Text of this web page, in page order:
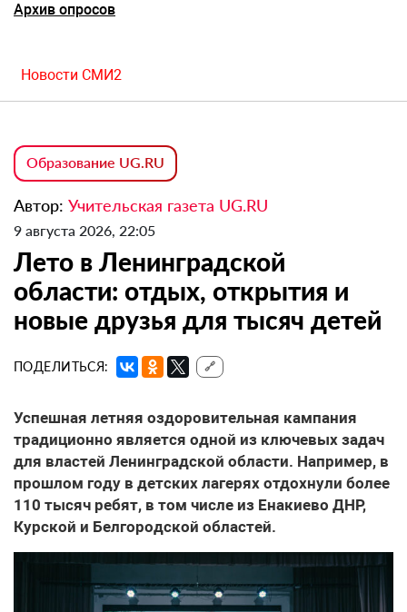
Архив опросов
Новости СМИ2
Образование UG.RU
Автор: Учительская газета UG.RU
9 августа 2026, 22:05
Лето в Ленинградской
области: отдых, открытия и
новые друзья для тысяч детей
ПОДЕЛИТЬСЯ: 🔗
Успешная летняя оздоровительная кампания
традиционно является одной из ключевых задач
для властей Ленинградской области. Например, в
прошлом году в детских лагерях отдохнули более
110 тысяч ребят, в том числе из Енакиево ДНР,
Курской и Белгородской областей.